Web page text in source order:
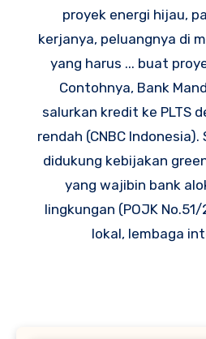
proyek energi hijau,
kerjanya, peluangnya di
yang harus ... buat
Contohnya, Bank
salurkan kredit ke PLTS
rendah (CNBC
didukung kebijakan
yang wajibin bank
lingkungan (POJK
lokal, lembaga